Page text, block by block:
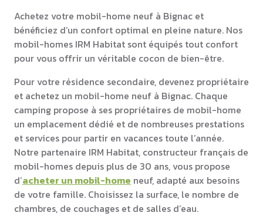
Achetez votre mobil-home neuf à Bignac et
bénéficiez d’un confort optimal en pleine nature. Nos
mobil-homes IRM Habitat sont équipés tout confort
pour vous offrir un véritable cocon de bien-être.
Pour votre résidence secondaire, devenez propriétaire
et achetez un mobil-home neuf à Bignac. Chaque
camping propose à ses propriétaires de mobil-home
un emplacement dédié et de nombreuses prestations
et services pour partir en vacances toute l’année.
Notre partenaire IRM Habitat, constructeur français de
mobil-homes depuis plus de 30 ans, vous propose
d’acheter un mobil-home neuf, adapté aux besoins
de votre famille. Choisissez la surface, le nombre de
chambres, de couchages et de salles d’eau.